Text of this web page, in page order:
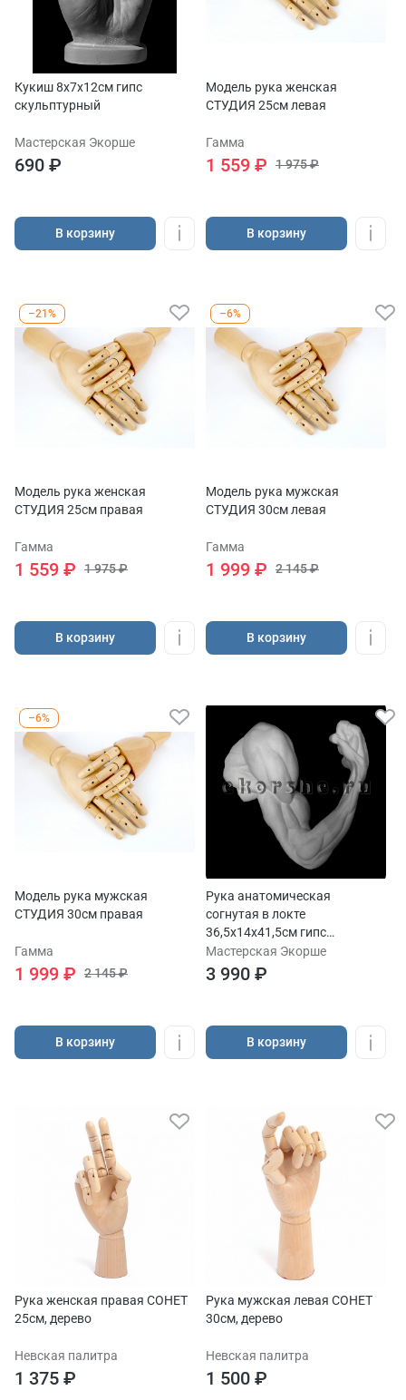
Кукиш 8х7х12см гипс
скульптурный
Мастерская Экорше
690 ₽
В корзину
Модель рука женская
СТУДИЯ 25см левая
Гамма
1 559 ₽ 1 975 ₽
В корзину
–21%
Модель рука женская
СТУДИЯ 25см правая
Гамма
1 559 ₽ 1 975 ₽
В корзину
–6%
Модель рука мужская
СТУДИЯ 30см левая
Гамма
1 999 ₽ 2 145 ₽
В корзину
–6%
Модель рука мужская
СТУДИЯ 30см правая
Гамма
1 999 ₽ 2 145 ₽
В корзину
Рука анатомическая
согнутая в локте
36,5х14х41,5см гипс
скульптурный
Мастерская Экорше
3 990 ₽
В корзину
Рука женская правая СОНЕТ
25см, дерево
Невская палитра
1 375 ₽
Рука мужская левая СОНЕТ
30см, дерево
Невская палитра
1 500 ₽